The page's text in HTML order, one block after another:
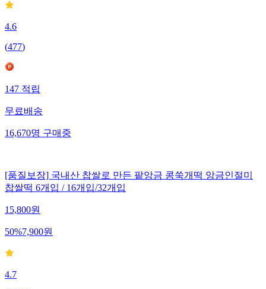
4.6
(477)
147적립
무료배송
16,670명구매중
[품질보장] 국내산 찹쌀로 만든 팥앙금 콩쑥개떡 앙금인절미
찹쌀떡 6개입 / 16개입/32개입
15,800원
50%7,900원
4.7